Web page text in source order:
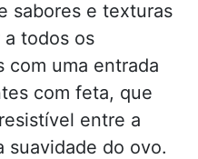
sabores e texturas
a todos os
com uma entrada
com feta, que
entre a
suavidade do ovo.